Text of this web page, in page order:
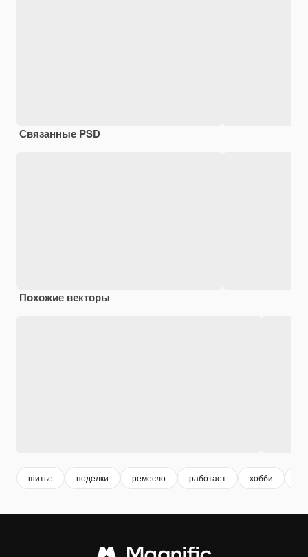
Связанные PSD
Похожие векторы
шитье поделки ремесло работает хобби